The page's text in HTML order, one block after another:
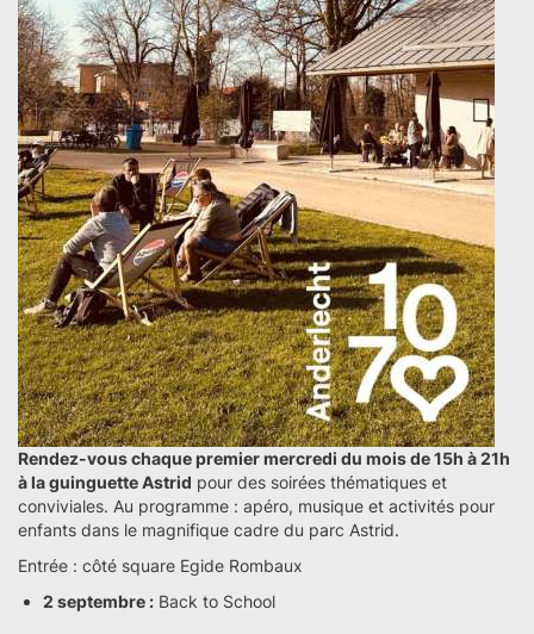
Rendez-vous chaque premier mercredi du mois de 15h à 21h
à la guinguette Astrid pour des soirées thématiques et
conviviales. Au programme : apéro, musique et activités pour
enfants dans le magnifique cadre du parc Astrid.
Entrée : côté square Egide Rombaux
2 septembre : Back to School